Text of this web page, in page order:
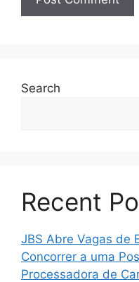
Search
Recent
JBS Abre Vagas de
Concorrer a uma
Processadora de